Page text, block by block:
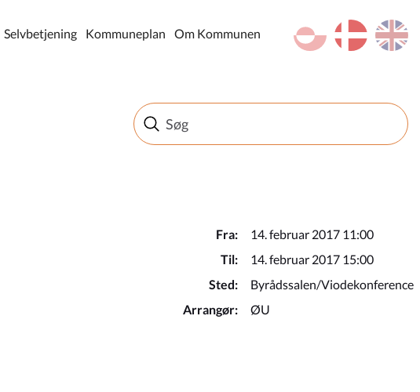
en
da
kl-GL
Selvbetjening Kommuneplan Om Kommunen
Fra:
14. februar 2017 11:00
Til:
14. februar 2017 15:00
Sted:
Byrådssalen/Viodekonference
Arrangør:
ØU